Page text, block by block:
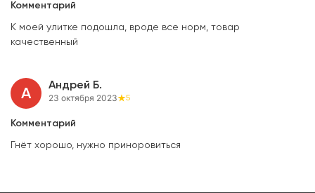
Комментарий
К моей улитке подошла, вроде все норм, товар
качественный
А
Андрей Б.
23 октября 2023 5
Комментарий
Гнёт хорошо, нужно приноровиться